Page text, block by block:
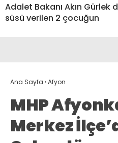
Adalet Bakanı Akın Gürlek
süsü verilen 2 çocuğun
Ana Sayfa ›Afyon
MHP
Merkez